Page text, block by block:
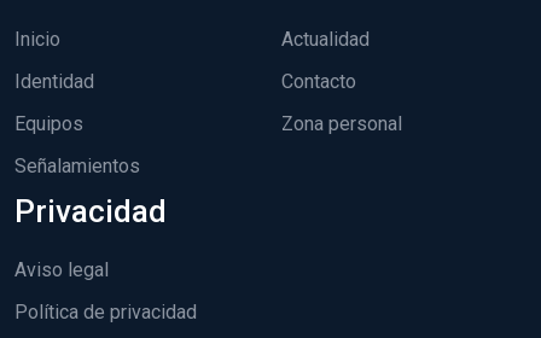
Inicio
Identidad
Equipos
Señalamientos
Actualidad
Contacto
Zona personal
Privacidad
Aviso legal
Política de privacidad